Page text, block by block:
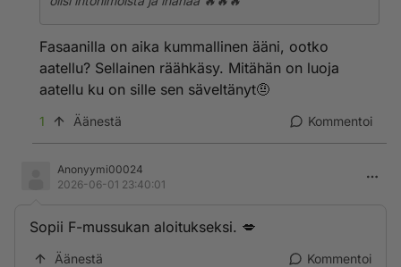
Fasaanilla on aika kummallinen ääni, ootko
aatellu? Sellainen räähkäsy. Mitähän on luoja
aatellu ku on sille sen säveltänyt🤨
1 Äänestä Kommentoi
Anonyymi00024
2026-06-01 23:40:01
Sopii F-mussukan aloitukseksi. 💋
Äänestä Kommentoi